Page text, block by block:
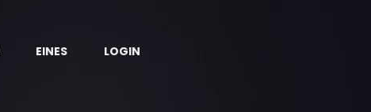
EINES LOGIN